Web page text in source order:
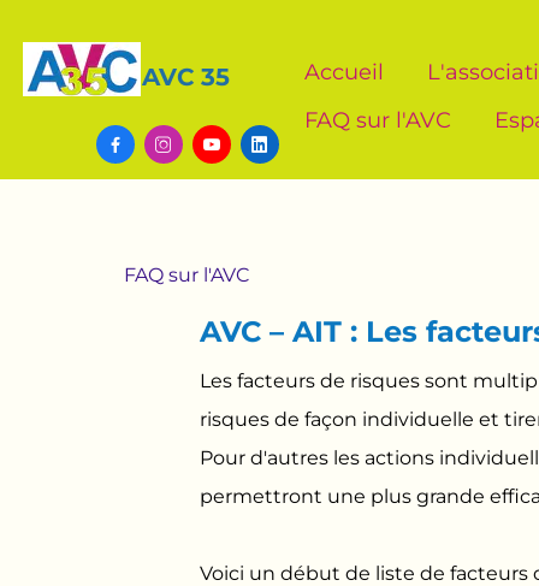
Accueil
FAQ sur l'AVC
AVC 35
   
FAQ sur l'AVC
AVC – AIT : Les
Les facteurs de risques sont
risques de façon individuelle et
Pour d'autres les actions
permettront une plus grande
Voici un début de liste de facteurs